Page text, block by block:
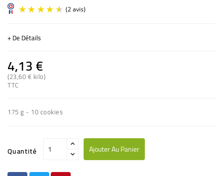
+ De Détails
4,13 €
(23,60 € kilo)
TTC
175 g - 10 cookies
Quantité Ajouter Au Panier